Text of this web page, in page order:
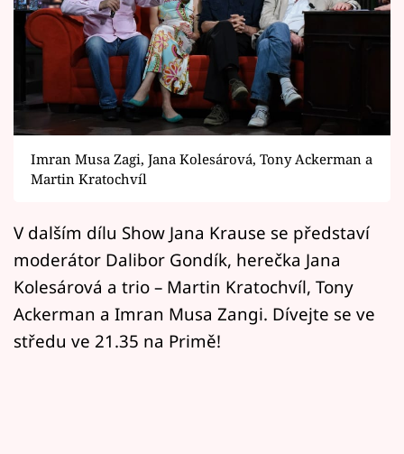
Horoskopy
Sledujte prima+
Filmový festival Karlovy Vary
Mámy sobě
Přihlášení
Sledujte nás
Imran Musa Zagi, Jana Kolesárová, Tony Ackerman a
Martin Kratochvíl
V dalším dílu Show Jana Krause se představí
moderátor Dalibor Gondík, herečka Jana
Kolesárová a trio – Martin Kratochvíl, Tony
Ackerman a Imran Musa Zangi. Dívejte se ve
středu ve 21.35 na Primě!